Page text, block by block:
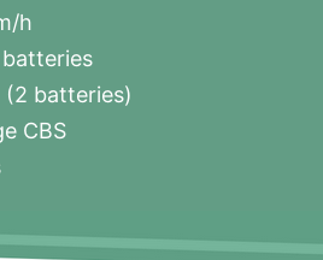
h
(2 batteries)
CBS